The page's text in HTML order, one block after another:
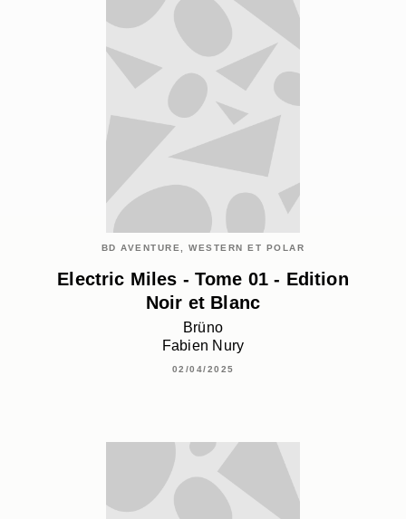
BD AVENTURE, WESTERN ET POLAR
Electric Miles - Tome 01 - Edition
Noir et Blanc
Brüno
Fabien Nury
02/04/2025